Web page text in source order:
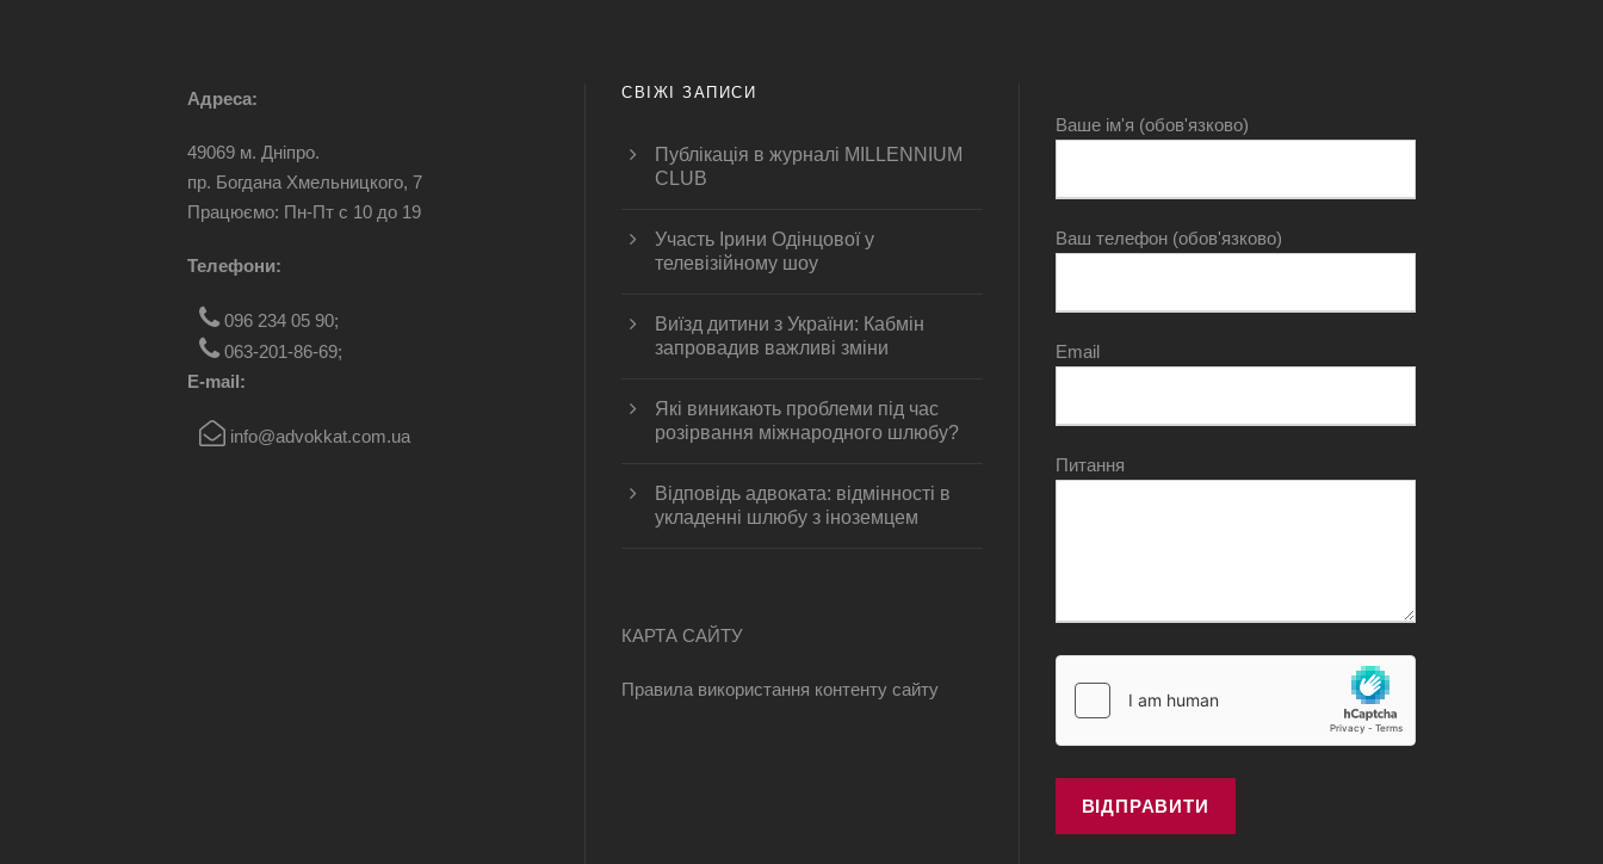
Адреса:
49069 м. Дніпро.
пр. Богдана Хмельницкого, 7
Працюємо: Пн-Пт c 10 до 19
Телефони:
096 234 05 90;
063-201-86-69;
E-mail:
info@advokkat.com.ua
СВІЖІ ЗАПИСИ
Публікація в журналі MILLENNIUM
CLUB
Участь Ірини Одінцової у
телевізійному шоу
Виїзд дитини з України: Кабмін
запровадив важливі зміни
Які виникають проблеми під час
розірвання міжнародного шлюбу?
Відповідь адвоката: відмінності в
укладенні шлюбу з іноземцем
КАРТА САЙТУ
Правила використання контенту сайту
Ваше ім'я (обов'язково)
Ваш телефон (обов'язково)
Email
Питання